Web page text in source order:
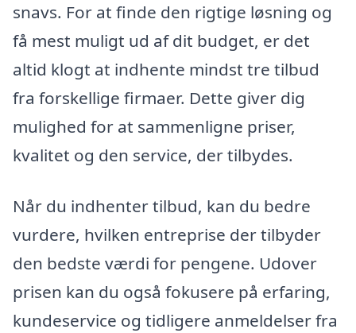
snavs. For at finde den rigtige løsning og
få mest muligt ud af dit budget, er det
altid klogt at indhente mindst tre tilbud
fra forskellige firmaer. Dette giver dig
mulighed for at sammenligne priser,
kvalitet og den service, der tilbydes.
Når du indhenter tilbud, kan du bedre
vurdere, hvilken entreprise der tilbyder
den bedste værdi for pengene. Udover
prisen kan du også fokusere på erfaring,
kundeservice og tidligere anmeldelser fra